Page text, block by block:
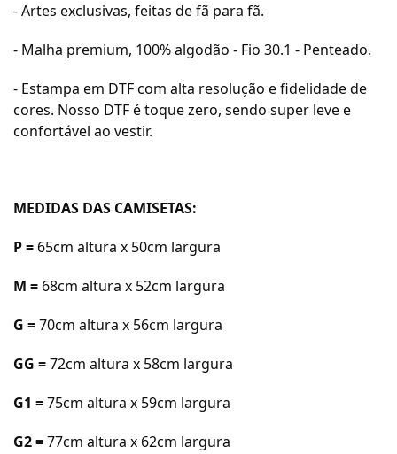
- Artes exclusivas, feitas de fã para fã.
- Malha premium, 100% algodão - Fio 30.1 - Penteado.
- Estampa em DTF com alta resolução e fidelidade de
cores. Nosso DTF é toque zero, sendo super leve e
confortável ao vestir.
MEDIDAS DAS CAMISETAS:
P = 65cm altura x 50cm largura
M = 68cm altura x 52cm largura
G =70cm altura x 56cm largura
GG =72cm altura x 58cm largura
G1 =75cm altura x 59cm largura
G2 =77cm altura x 62cm largura